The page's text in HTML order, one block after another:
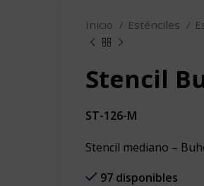
Inicio Esténciles
Stencil
ST-126-M
Stencil mediano –
97 disponibles